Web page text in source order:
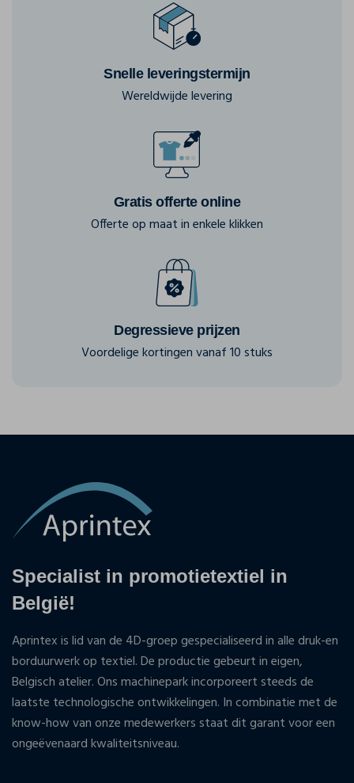
Snelle leveringstermijn
Wereldwijde levering
Gratis offerte online
Offerte op maat in enkele klikken
Degressieve prijzen
Voordelige kortingen vanaf 10 stuks
Specialist in promotietextiel in
België!
Aprintex is lid van de 4D-groep gespecialiseerd in alle druk-en
borduurwerk op textiel. De productie gebeurt in eigen,
Belgisch atelier. Ons machinepark incorporeert steeds de
laatste technologische ontwikkelingen. In combinatie met de
know-how van onze medewerkers staat dit garant voor een
ongeëvenaard kwaliteitsniveau.